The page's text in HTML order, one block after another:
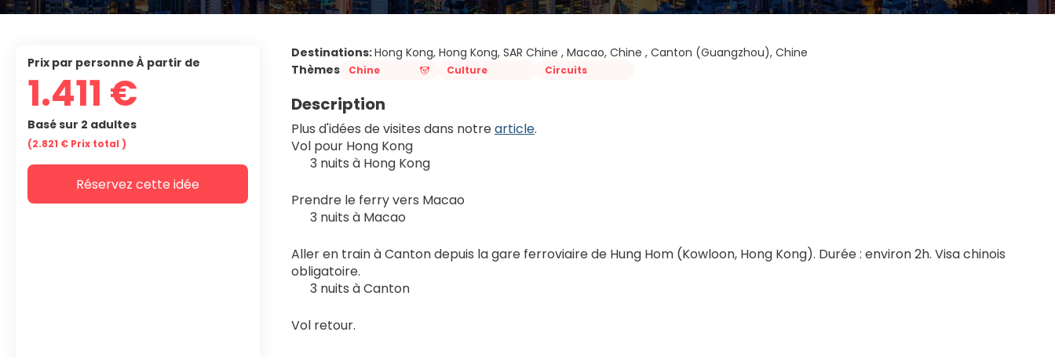
Destinations:Hong Kong, Hong Kong, SAR Chine , Macao, Chine , Canton (Guangzhou), Chine
Thèmes
Chine Culture Circuits
Description
Plus d'idées de visites dans notre article.
Vol pour Hong Kong
3 nuits à Hong Kong
Prendre le ferry vers Macao
3 nuits à Macao
Aller en train à Canton depuis la gare ferroviaire de Hung Hom (Kowloon, Hong Kong). Durée : environ 2h. Visa chinois
obligatoire.
3 nuits à Canton
Vol retour.
prix par personne À partir de
1.411 €
Basé sur 2 adultes
(2.821 € Prix ​​total )
Réservez cette idée